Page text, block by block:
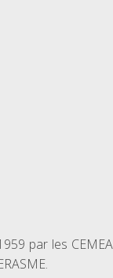
par les CEMEA